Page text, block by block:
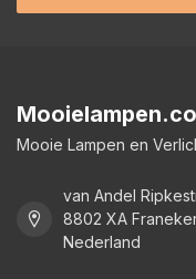
Mooie Lampen en
van Andel
8802 XA
Nederland